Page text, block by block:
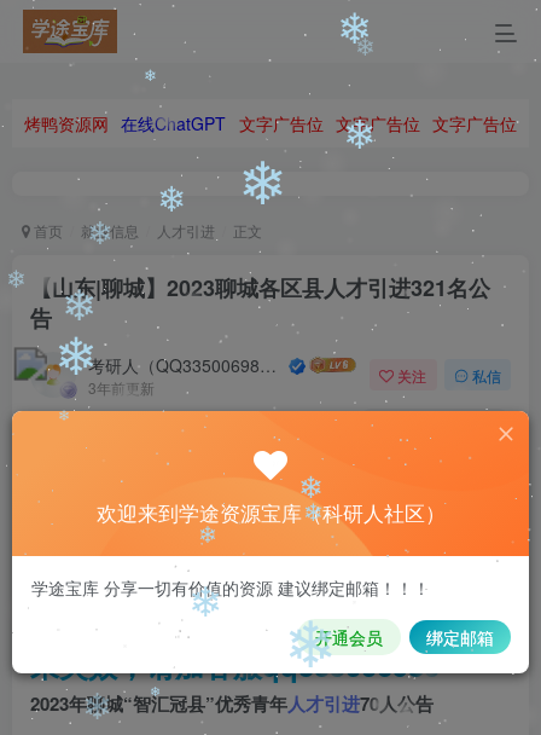
烤鸭资源网 在线ChatGPT 文字广告位 文字广告位 文字广告位
首页 就业信息 人才引进 正文
【山东|聊城】2023聊城各区县人才引进321名公
告
考研人（QQ335006980）
3年前更新
关注 私信
Put your heart, mind, and soul into even your smallest
acts. This is the secret of success.
即便是再微小不过的事情，你也要用心去做。这就是成功的秘密
注意 请看本条重要信息：请先登录再
购买，购买后刷新页面即可，链接如
果失效，请加客服qq335006980
2023年聊城“智汇冠县”优秀青年人才引进70人公告
欢迎来到学途资源宝库（科研人社区）
学途宝库 分享一切有价值的资源 建议绑定邮箱！！！
开通会员 绑定邮箱
❄ ❄
❄
❄
❄
❄
❄
❄
❄ ❄
❄
❄
❄❄
❄